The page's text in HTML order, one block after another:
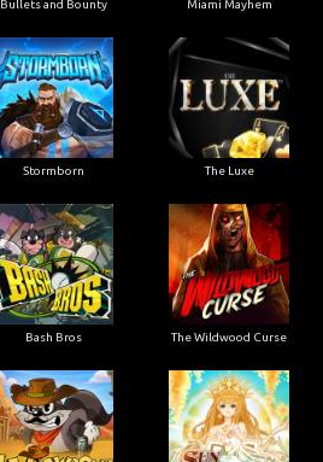
Bullets and Bounty Miami Mayhem
Stormborn The Luxe
Bash Bros The Wildwood Curse